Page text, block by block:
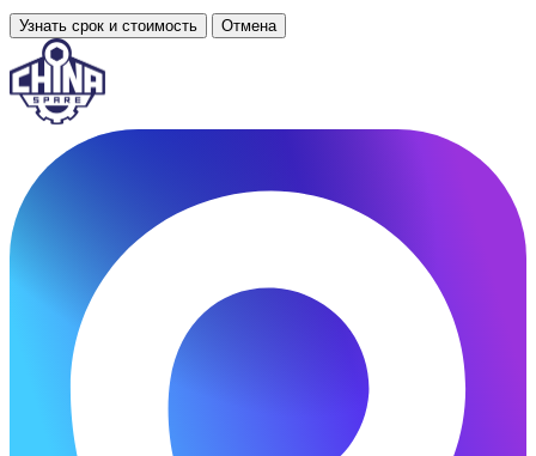
Узнать срок и стоимость Отмена